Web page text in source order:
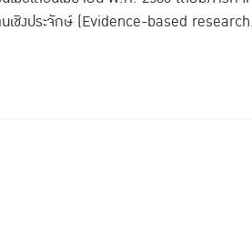
ชิงประจักษ์ (Evidence-based